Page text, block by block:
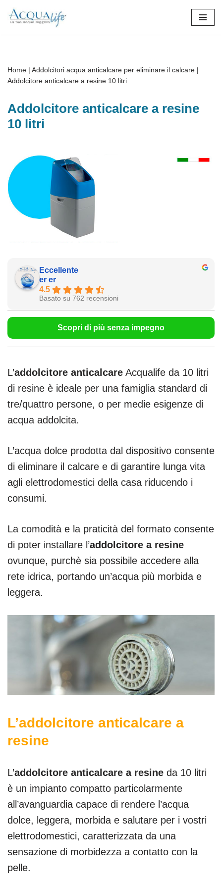
Home | Addolcitori acqua anticalcare per eliminare il calcare |
Addolcitore anticalcare a resine 10 litri
Addolcitore anticalcare a resine
10 litri
Eccellente
er er
4.5
Basato su 762 recensioni
Scopri di più senza impegno
L’addolcitore anticalcare Acqualife da 10 litri
di resine è ideale per una famiglia standard di
tre/quattro persone, o per medie esigenze di
acqua addolcita.
L’acqua dolce prodotta dal dispositivo consente
di eliminare il calcare e di garantire lunga vita
agli elettrodomestici della casa riducendo i
consumi.
La comodità e la praticità del formato consente
di poter installare l’addolcitore a resine
ovunque, purchè sia possibile accedere alla
rete idrica, portando un’acqua più morbida e
leggera.
L’addolcitore anticalcare a
resine
L’addolcitore anticalcare a resine da 10 litri
è un impianto compatto particolarmente
all’avanguardia capace di rendere l’acqua
dolce, leggera, morbida e salutare per i vostri
elettrodomestici, caratterizzata da una
sensazione di morbidezza a contatto con la
pelle.